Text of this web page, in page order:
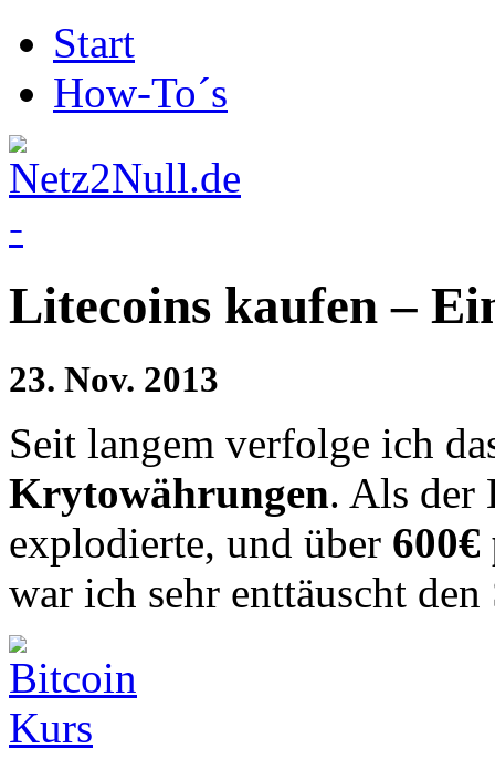
Start
How-To´s
Litecoins kaufen –
23. Nov. 2013
Seit langem verfolge ich
Krytowährungen. Als der
explodierte, und über
war ich sehr enttäuscht